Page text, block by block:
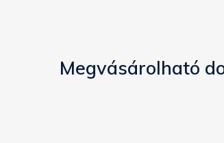
Megvásárolható